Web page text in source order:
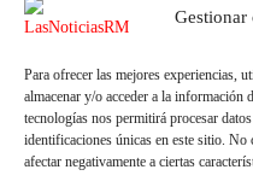
Gestionar
Para ofrecer las mejores experiencias,
almacenar y/o acceder a la información
tecnologías nos permitirá procesar
identificaciones únicas en este sitio.
afectar negativamente a ciertas
Teléfono y Whatsapp: